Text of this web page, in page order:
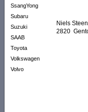
SsangYong
Subaru
Suzuki
SAAB
Toyota
Volkswagen
Volvo
Niels
2820